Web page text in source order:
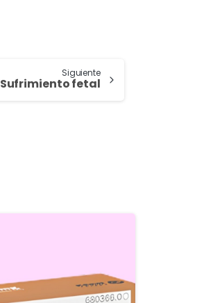
Siguiente
Sufrimiento fetal